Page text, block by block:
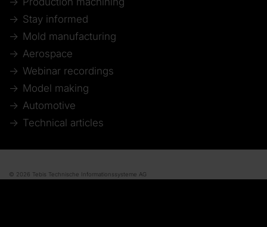
Stay informed
Mold manufacturing
Aerospace
Webinar recordings
Model making
Automotive
Technical articles
© 2026 Tebis Technische Informationssysteme AG